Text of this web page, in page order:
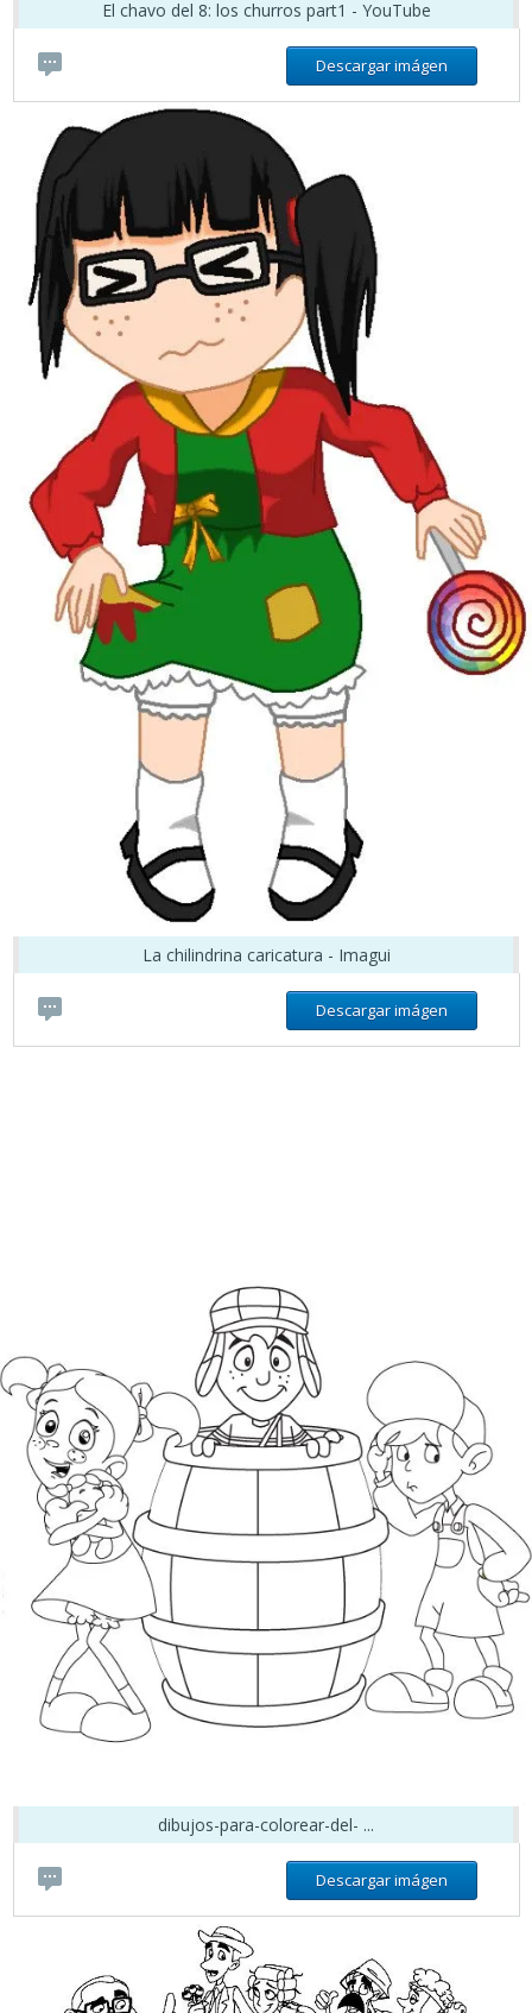
El chavo del 8: los churros part1 - YouTube
Descargar imágen
La chilindrina caricatura - Imagui
Descargar imágen
dibujos-para-colorear-del- ...
Descargar imágen